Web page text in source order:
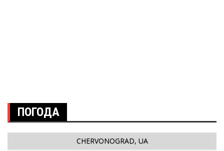
ПОГОДА
CHERVONOGRAD, UA